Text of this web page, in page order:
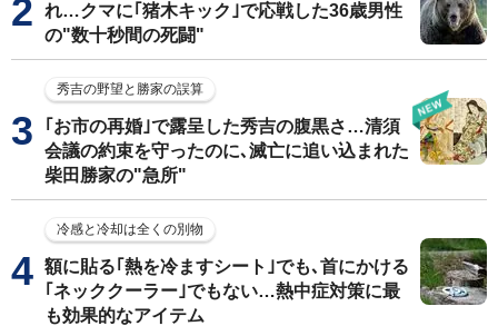
れ…クマに｢猪木キック｣で応戦した36歳男性
の"数十秒間の死闘"
秀吉の野望と勝家の誤算
｢お市の再婚｣で露呈した秀吉の腹黒さ…清須
会議の約束を守ったのに､滅亡に追い込まれた
柴田勝家の"急所"
冷感と冷却は全くの別物
額に貼る｢熱を冷ますシート｣でも､首にかける
｢ネッククーラー｣でもない…熱中症対策に最
も効果的なアイテム